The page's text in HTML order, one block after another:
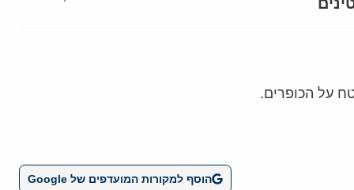
על הכופרים.
הוסף למקורות המועדפים של Google